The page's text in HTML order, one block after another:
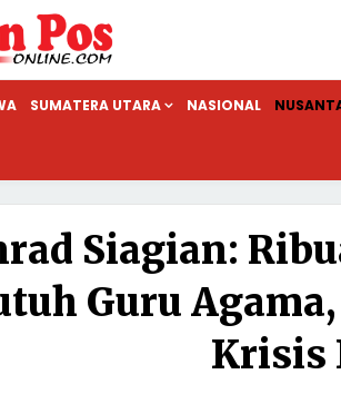
SUMATERA UTARA NASIONAL
Siagian:
Guru
Krisis